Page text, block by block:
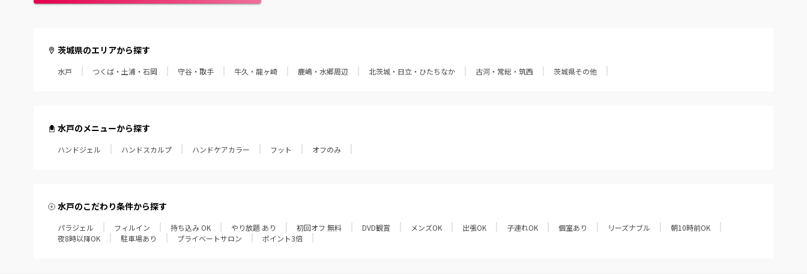
茨城県のエリアから探す
水戸 つくば・土浦・石岡 守谷・取手 牛久・龍ヶ崎 鹿嶋・水郷周辺 北茨城・日立・ひたちなか 古河・常総・筑西 茨城県その他
水戸のメニューから探す
ハンドジェル ハンドスカルプ ハンドケアカラー フット オフのみ
水戸のこだわり条件から探す
パラジェル フィルイン 持ち込み OK やり放題 あり 初回オフ 無料 DVD観賞 メンズOK 出張OK 子連れOK 個室あり リーズナブル
朝10時前OK
夜8時以降OK
駐車場あり プライベートサロン ポイント3倍